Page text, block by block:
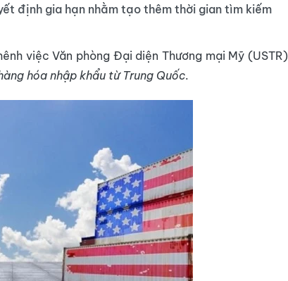
định gia hạn nhằm tạo thêm thời gian tìm kiếm
việc Văn phòng Đại diện Thương mại Mỹ (USTR)
hóa nhập khẩu từ Trung Quốc.